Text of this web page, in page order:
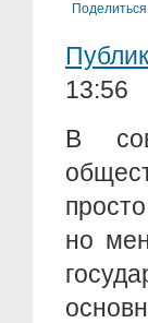
Поделиться
13:56
В
но